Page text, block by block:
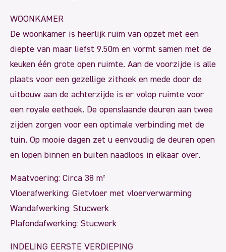
WOONKAMER
De woonkamer is heerlijk ruim van opzet met een
diepte van maar liefst 9.50m en vormt samen met de
keuken één grote open ruimte. Aan de voorzijde is alle
plaats voor een gezellige zithoek en mede door de
uitbouw aan de achterzijde is er volop ruimte voor
een royale eethoek. De openslaande deuren aan twee
zijden zorgen voor een optimale verbinding met de
tuin. Op mooie dagen zet u eenvoudig de deuren open
en lopen binnen en buiten naadloos in elkaar over.
Maatvoering: Circa 38 m²
Vloerafwerking: Gietvloer met vloerverwarming
Wandafwerking: Stucwerk
Plafondafwerking: Stucwerk
INDELING EERSTE VERDIEPING